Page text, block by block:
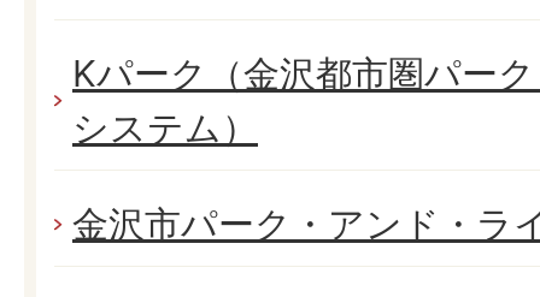
Kパーク（金沢都市圏パー
システム）
金沢市パーク・アンド・ラ